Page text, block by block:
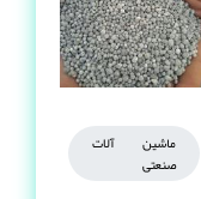
ماشین آلات
صنعتی